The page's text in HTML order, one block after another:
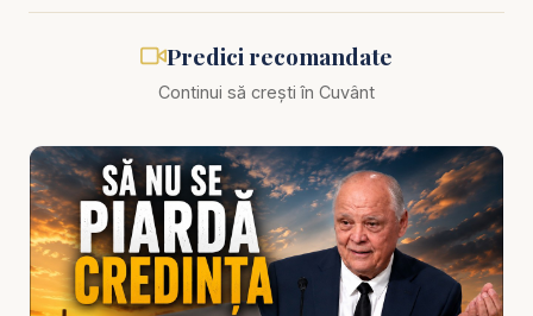
Într-o lume în care direcțiile se schimbă repede,
valorile se amestecă și oamenii sunt atrași când
într-o parte, când în alta, chemarea lui Dumnezeu
mergeți după Domnul!” Nu după mulțime, nu după
impuls, nu după frică, nu după confort, nu după ce
este popular, ci după Domnul. În această predică
creștină profundă, Nicu Butoi aduce în prim-plan
una dintre cele mai importante întrebări ale vieții
Predici recomandate
Continui să crești în Cuvânt